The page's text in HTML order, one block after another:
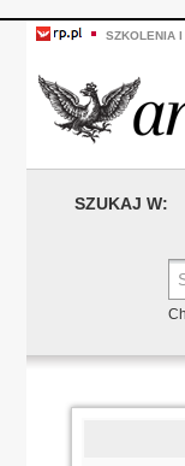
SZKOLENIA I
SZUKAJ W: